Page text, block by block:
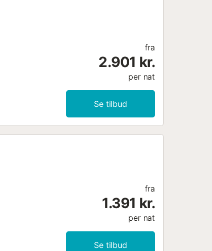
fra
2.901 kr.
per nat
Se tilbud
fra
1.391 kr.
per nat
Se tilbud